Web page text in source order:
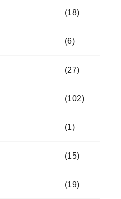
(18)
(6)
(27)
(102)
(1)
(15)
(19)